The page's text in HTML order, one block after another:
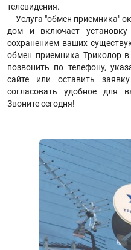
телевидения.
Услуга "обмен приемника"
дом и включает
сохранением ваших
обмен приемника Триколор
позвонить по телефону,
сайте или оставить
согласовать удобное для
Звоните сегодня!